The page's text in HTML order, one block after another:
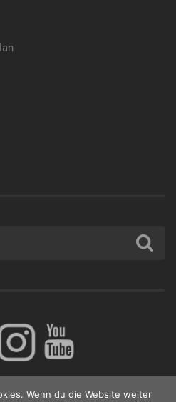
Wenn du die Website weiter